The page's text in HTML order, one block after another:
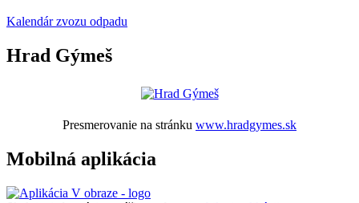
Kalendár zvozu odpadu
Hrad Gýmeš
Presmerovanie na stránku www.hradgymes.sk
Mobilná aplikácia